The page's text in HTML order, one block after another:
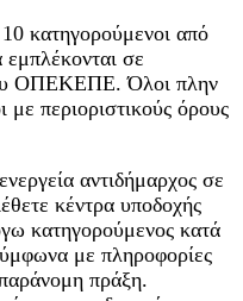
κατηγορούμενοι από
εμπλέκονται σε
ΟΠΕΚΕΠΕ. Όλοι πλην
περιοριστικούς όρους
αντιδήμαρχος σε
κέντρα υποδοχής
κατηγορούμενος κατά
με πληροφορίες
πράξη.